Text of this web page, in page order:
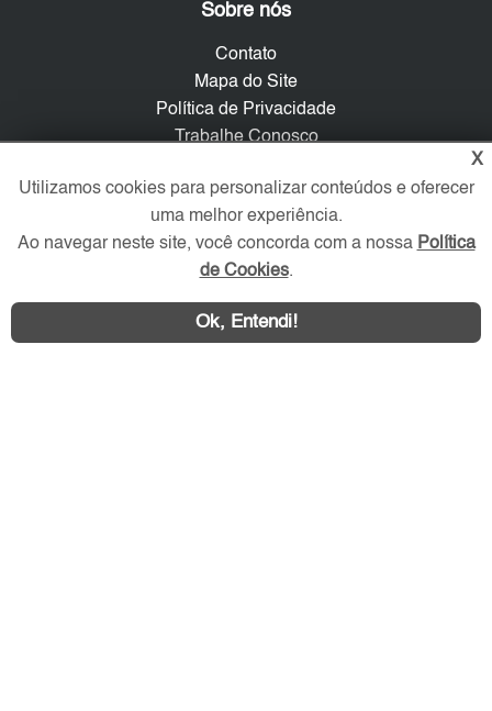
Sobre nós
Contato
Mapa do Site
Política de Privacidade
Trabalhe Conosco
Verificada por
Redes Sociais
X
Utilizamos cookies para personalizar conteúdos e oferecer
uma melhor experiência.
Ao navegar neste site, você concorda com a nossa Política
de Cookies.
Ok, Entendi!